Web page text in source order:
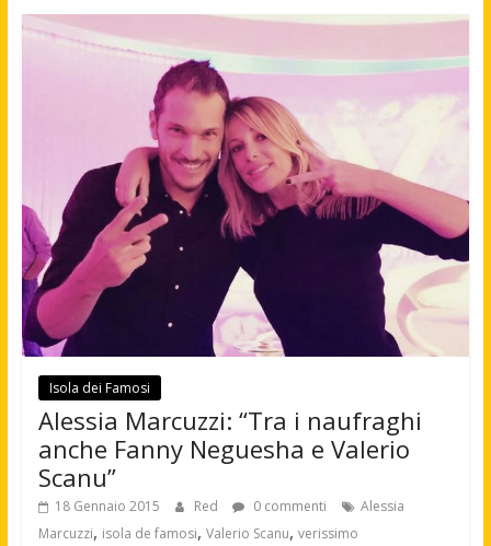
Isola dei Famosi
Alessia Marcuzzi: “Tra i naufraghi
anche Fanny Neguesha e Valerio
Scanu”
18 Gennaio 2015 Red 0 commenti
Alessia
Marcuzzi, isola de famosi, Valerio Scanu, verissimo